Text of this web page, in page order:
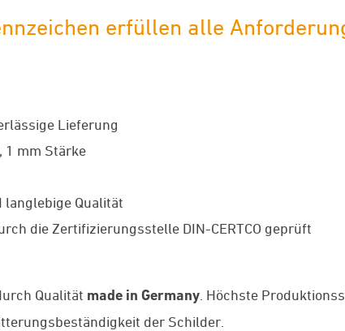
erfüllen alle
Lieferung
1 mm Stärke
Qualität
die Zertifizierungsstelle DIN-CERTCO geprüft
Qualität made in Germany . Höchste
der Schilder.